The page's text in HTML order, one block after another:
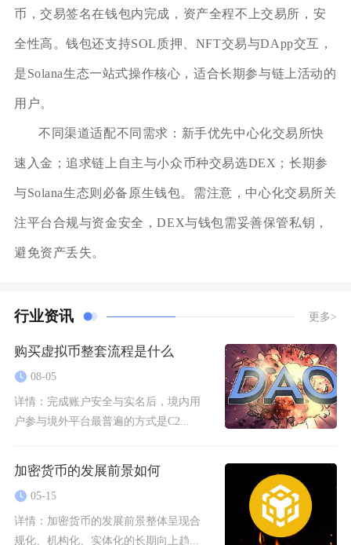
币，交易签名在钱包内完成，资产全程不上交易所，安
全性高。钱包还支持SOL质押、NFT交易与DApp交互，
是Solana生态一站式操作核心，适合长期参与链上活动的
用户。
不同渠道适配不同需求：新手优先中心化交易所快
速入金；追求链上自主与小众币种交易选DEX；长期参
与Solana生态则必备原生钱包。需注意，中心化交易所关
注平台合规与资金安全，DEX与钱包需妥善保管私钥，
避免资产丢失。
行业资讯 更多>
购买虚拟币整套流程是什么
08-05
详情： 完成账户安全与实名后，境内用
户参与境外平台最普遍的方式是C2...
加密货币的发展前景如何
05-15
详情： 加密货币的发展前景整体呈现合
规化、机构化、实体化的长期向上趋...